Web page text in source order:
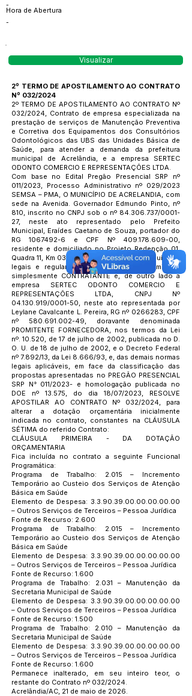
-
Hora de Abertura
-
Visualizar
2º TERMO DE APOSTILAMENTO AO CONTRATO
Nº 032/2024
2º TERMO DE APOSTILAMENTO AO CONTRATO Nº
032/2024, Contrato de empresa especializada na
prestação de serviços de Manutenção Preventiva
e Corretiva dos Equipamentos dos Consultórios
Odontológicos das UBS das Unidades Básica de
Saúde, para atender a demanda da prefeitura
municipal de Acrelândia, e a empresa SERTEC
ODONTO COMERCIO E REPRESENTAÇÕES LTDA.
Com base no Edital Pregão Presencial SRP nº
011/2023, Processo Administrativo nº 029/2023
SEMSA – PMA, O MUNICÍPIO DE ACRELANDIA, com
sede na Avenida. Governador Edmundo Pinto, nº
810, inscrito no CNPJ sob o nº 84.306.737/0001-
27, neste ato representado pelo Prefeito
Municipal, Eraídes Caetano de Souza, portador do
RG1067492-6 e CPF Nº 409.178.609-00,
residente e domiciliado no Projeto Redenção 01,
Quadra 11, Km 03, no exercício de suas atribuições
legais e regulamentares, doravante denominado
simplesmente CONTRATANTE e, de outro lado a
empresa SERTEC ODONTO COMERCIO E
REPRESENTAÇÕES LTDA, CNPJ Nº
04.130.919/0001-50, neste ato representada por
Leylane Cavalcante L. Pereira, RG nº 0266283, CPF
nº 580.691.002-49, doravante denominada
PROMITENTE FORNECEDORA, nos termos da Lei
nº. 10.520, de 17 de julho de 2002, publicada no D.
O. U. de 18 de julho de 2002, e o Decreto Federal
nº 7.892/13, da Lei 8.666/93, e, das demais normas
legais aplicáveis, em face da classificação das
propostas apresentadas no PREGÃO PRESENCIAL
SRP N° 011/2023- e homologação publicada no
DOE nº 13.575, do dia 18/07/2023, RESOLVE
APOSTILAR AO CONTRATO Nº 032/2024, para
alterar a dotação orçamentária inicialmente
indicada no contrato, constantes na CLÁUSULA
SÉTIMA do referido Contrato:
CLÁUSULA PRIMEIRA - DA DOTAÇÃO
ORÇAMENTARIA
Fica incluída no contrato a seguinte Funcional
Programática:
Programa de Trabalho: 2.015 – Incremento
Temporário ao Custeio dos Serviços de Atenção
Básica em Saúde
Elemento de Despesa: 3.3.90.39.00.00.00.00.00
– Outros Serviços de Terceiros – Pessoa Jurídica
Fonte de Recurso: 2.600
Programa de Trabalho: 2.015 – Incremento
Temporário ao Custeio dos Serviços de Atenção
Básica em Saúde
Elemento de Despesa: 3.3.90.39.00.00.00.00.00
– Outros Serviços de Terceiros – Pessoa Jurídica
Fonte de Recurso: 1.600
Programa de Trabalho: 2.031 – Manutenção da
Secretaria Municipal de Saúde
Elemento de Despesa: 3.3.90.39.00.00.00.00.00
– Outros Serviços de Terceiros – Pessoa Jurídica
Fonte de Recurso: 1.500
Programa de Trabalho: 2.010 – Manutenção da
Secretaria Municipal de Saúde
Elemento de Despesa: 3.3.90.39.00.00.00.00.00
– Outros Serviços de Terceiros – Pessoa Jurídica
Fonte de Recurso: 1.600
Permanece inalterado, em seu inteiro teor, o
restante do Contrato nº 032/2024.
Acrelândia/AC, 21 de maio de 2026.